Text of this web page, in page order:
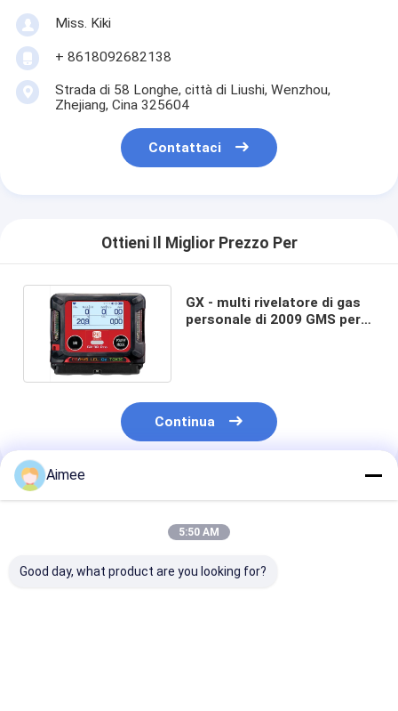
Miss. Kiki
+ 8618092682138
Strada di 58 Longhe, città di Liushi, Wenzhou,
Zhejiang, Cina 325604
Contattaci
Ottieni Il Miglior Prezzo Per
GX - multi rivelatore di gas
personale di 2009 GMS per
Continua
Prodotti Raccomandati
Aimee
5:50 AM
Good day, what product are you looking for?